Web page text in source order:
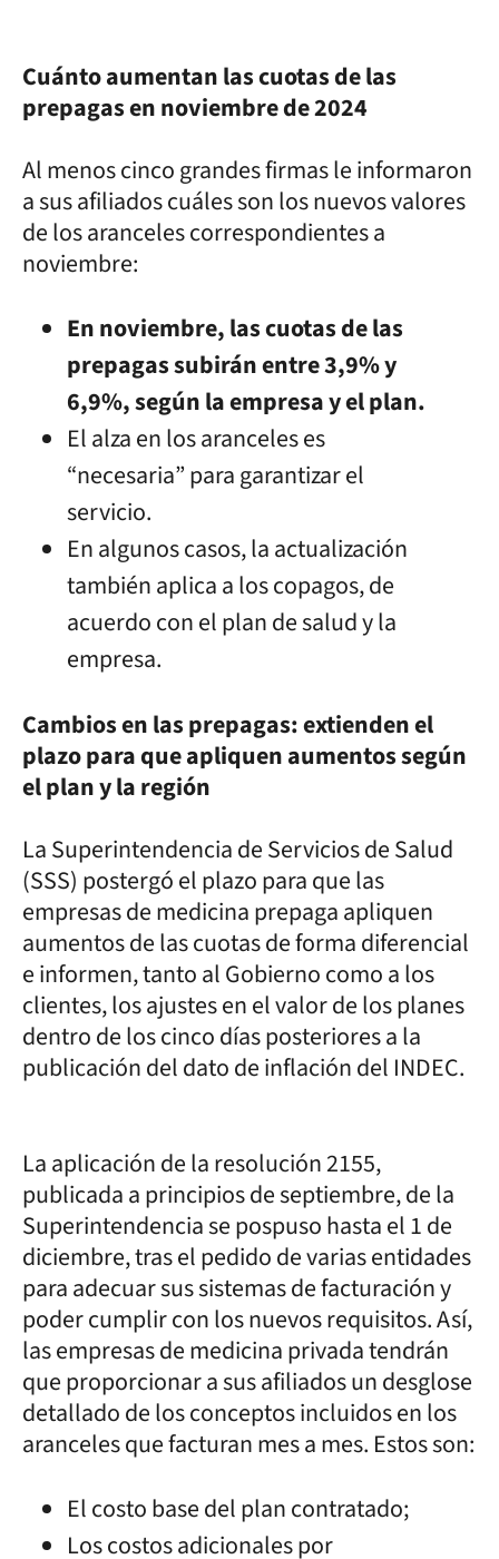
Cuánto aumentan las cuotas de las
prepagas en noviembre de 2024
Al menos cinco grandes firmas le informaron
a sus afiliados cuáles son los nuevos valores
de los aranceles correspondientes a
noviembre:
En noviembre, las cuotas de las
prepagas subirán entre 3,9% y
6,9%, según la empresa y el plan.
El alza en los aranceles es
“necesaria” para garantizar el
servicio.
En algunos casos, la actualización
también aplica a los copagos, de
acuerdo con el plan de salud y la
empresa.
Cambios en las prepagas: extienden el
plazo para que apliquen aumentos según
el plan y la región
La Superintendencia de Servicios de Salud
(SSS) postergó el plazo para que las
empresas de medicina prepaga apliquen
aumentos de las cuotas de forma diferencial
e informen, tanto al Gobierno como a los
clientes, los ajustes en el valor de los planes
dentro de los cinco días posteriores a la
publicación del dato de inflación del INDEC.
La aplicación de la resolución 2155,
publicada a principios de septiembre, de la
Superintendencia se pospuso hasta el 1 de
diciembre, tras el pedido de varias entidades
para adecuar sus sistemas de facturación y
poder cumplir con los nuevos requisitos. Así,
las empresas de medicina privada tendrán
que proporcionar a sus afiliados un desglose
detallado de los conceptos incluidos en los
aranceles que facturan mes a mes. Estos son:
El costo base del plan contratado;
Los costos adicionales por